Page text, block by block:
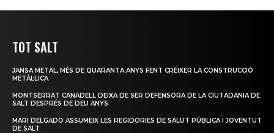
TOT SALT
JANSA METAL, MÉS DE QUARANTA ANYS FENT CRÉIXER LA CONSTRUCCIÓ
METÀL·LICA
MONTSERRAT CANADELL DEIXA DE SER DEFENSORA DE LA CIUTADANIA DE
SALT DESPRÉS DE DEU ANYS
MARI DELGADO ASSUMEIX LES REGIDORIES DE SALUT PÚBLICA I JOVENTUT
DE SALT